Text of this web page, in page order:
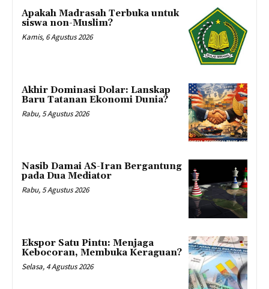
Apakah Madrasah Terbuka untuk
siswa non-Muslim?
Kamis, 6 Agustus 2026
Akhir Dominasi Dolar: Lanskap
Baru Tatanan Ekonomi Dunia?
Rabu, 5 Agustus 2026
Nasib Damai AS-Iran Bergantung
pada Dua Mediator
Rabu, 5 Agustus 2026
Ekspor Satu Pintu: Menjaga
Kebocoran, Membuka Keraguan?
Selasa, 4 Agustus 2026